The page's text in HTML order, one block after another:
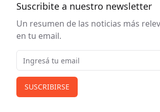
Suscribite a nuestro newsletter
Un resumen de las noticias más
en tu email.
Email
SUSCRIBIRSE